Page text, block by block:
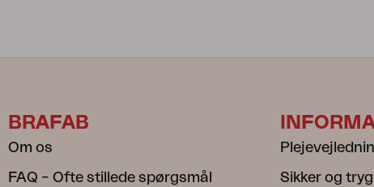
BRAFAB
Om os
FAQ – Ofte stillede spørgsmål Sikker og